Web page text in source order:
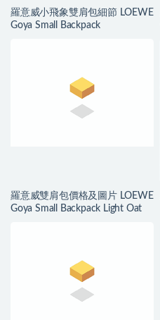
羅意威小飛象雙肩包細節 LOEWE
Goya Small Backpack
羅意威雙肩包價格及圖片 LOEWE
Goya Small Backpack Light Oat